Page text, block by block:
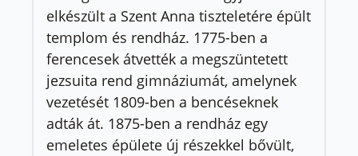
elkészült a Szent Anna tiszteletére épült
templom és rendház. 1775-ben a
ferencesek átvették a megszüntetett
jezsuita rend gimnáziumát, amelynek
vezetését 1809-ben a bencéseknek
adták át. 1875-ben a rendház egy
emeletes épülete új részekkel bővült,